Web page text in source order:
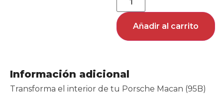
Añadir al carrito
Información adicional
Transforma el interior de tu Porsche Macan (95B)